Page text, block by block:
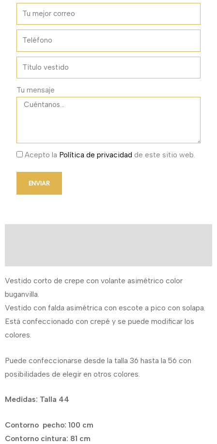
Tu mensaje
Acepto la Política de privacidad de este sitio web.
ENVIAR
Vestido corto de crepe con volante asimétrico color
buganvilla.
Vestido con falda asimétrica con escote a pico con solapa.
Está confeccionado con crepé y se puede modificar los
colores.
Puede confeccionarse desde la talla 36 hasta la 56 con
posibilidades de elegir en otros colores.
Medidas: Talla 44
Contorno pecho: 100 cm
Contorno cintura: 81 cm